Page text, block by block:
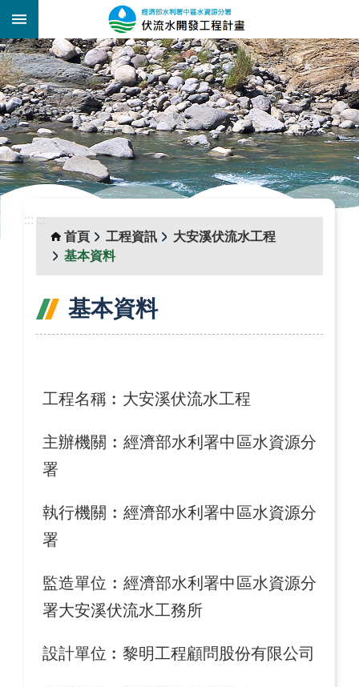
跳到主要內容區塊
::: _
::: :::
首頁
工程資訊
大安溪伏流水工程
基本資料
基本資料
工程名稱︰ 大安溪伏流水工程
主辦機關︰ 經濟部水利署中區水資源分
署
執行機關︰ 經濟部水利署中區水資源分
署
監造單位︰ 經濟部水利署中區水資源分
署大安溪伏流水工務所
設計單位︰ 黎明工程顧問股份有限公司